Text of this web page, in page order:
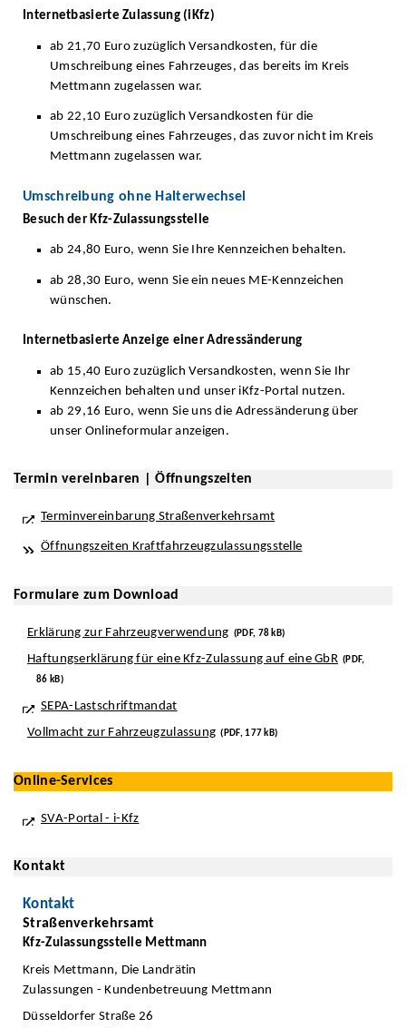
Internetbasierte Zulassung (iKfz)
ab 21,70 Euro zuzüglich Versandkosten, für die
Umschreibung eines Fahrzeuges, das bereits im Kreis
Mettmann zugelassen war.
ab 22,10 Euro zuzüglich Versandkosten für die
Umschreibung eines Fahrzeuges, das zuvor nicht im Kreis
Mettmann zugelassen war.
Umschreibung ohne Halterwechsel
Besuch der Kfz-Zulassungsstelle
ab 24,80 Euro, wenn Sie Ihre Kennzeichen behalten.
ab 28,30 Euro, wenn Sie ein neues ME-Kennzeichen
wünschen.
Internetbasierte Anzeige einer Adressänderung
ab 15,40 Euro zuzüglich Versandkosten, wenn Sie Ihr
Kennzeichen behalten und unser iKfz-Portal nutzen.
ab 29,16 Euro, wenn Sie uns die Adressänderung über
unser Onlineformular anzeigen.
Termin vereinbaren | Öffnungszeiten
Terminvereinbarung Straßenverkehrsamt
Öffnungszeiten Kraftfahrzeugzulassungsstelle
Formulare zum Download
Erklärung zur Fahrzeugverwendung (PDF, 78 kB)
Haftungserklärung für eine Kfz-Zulassung auf eine GbR (PDF,
86 kB)
SEPA-Lastschriftmandat
Vollmacht zur Fahrzeugzulassung (PDF, 177 kB)
Online-Services
SVA-Portal - i-Kfz
Kontakt
Kontakt
Straßenverkehrsamt
Kfz-Zulassungsstelle Mettmann
Kreis Mettmann, Die Landrätin
Zulassungen - Kundenbetreuung Mettmann
Düsseldorfer Straße 26